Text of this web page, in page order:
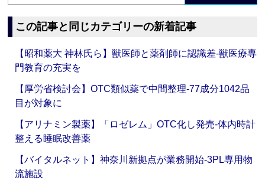
この記事と同じカテゴリーの新着記事
【昭和薬大 神林氏ら】獣医師と薬剤師に認識差‐獣医療専
門教育の充実を
【厚労省検討会】OTC類似薬で中間整理‐77成分1042品
目が対象に
【アリナミン製薬】「ロゼレム」OTC化し発売‐体内時計
整える睡眠改善薬
【バイタルネット】神奈川新拠点が業務開始‐3PL専用物
流施設